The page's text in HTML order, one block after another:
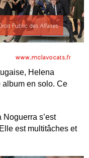
Helena
album en solo. Ce
s’est
est multitâches et